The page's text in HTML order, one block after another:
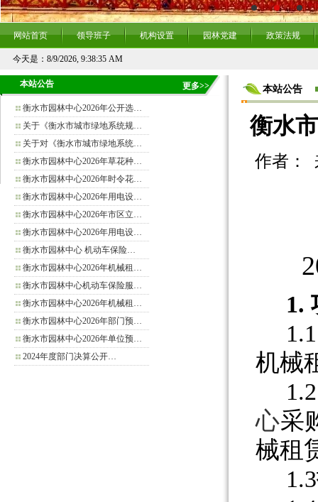
网站首页 领导班子 机构设置 园林党建 政策法规
今天是： 8/9/2026, 9:38:36 AM
本站公告 更多>>
衡水市园林中心2026年公开选…
关于《衡水市城市绿地系统规…
关于对《衡水市城市绿地系统…
衡水市园林中心2026年草花种…
衡水市园林中心2026年时令花…
衡水市园林中心2026年用电设…
衡水市园林中心2026年市区立…
衡水市园林中心2026年用电设…
衡水市园林中心 机动车保险…
衡水市园林中心2026年机械租…
衡水市园林中心机动车保险服…
衡水市园林中心2026年机械租…
衡水市园林中心2026年部门预…
衡水市园林中心2026年单位预…
2024年度部门决算公开…
本站公告
衡水
作者：
1.
机械
心采
械租